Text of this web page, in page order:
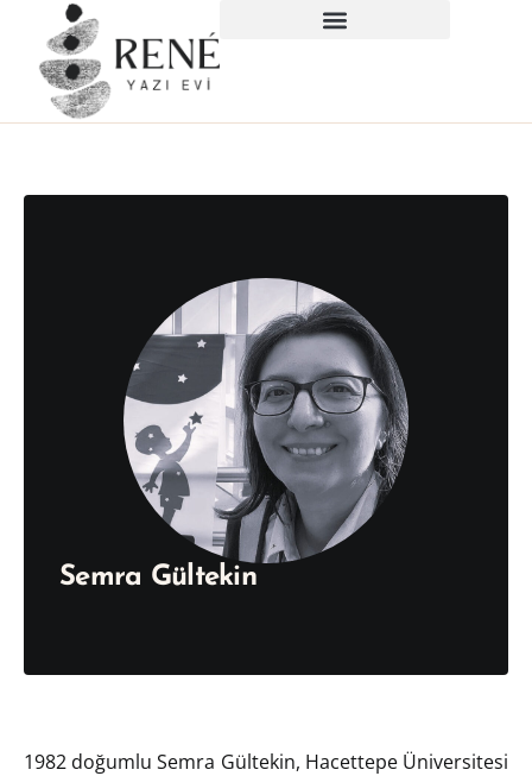
Semra Gültekin
1982 doğumlu Semra Gültekin, Hacettepe Üniversitesi